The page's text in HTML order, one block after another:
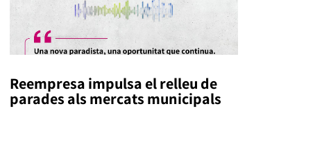
Reempresa impulsa el relleu de
parades als mercats municipals